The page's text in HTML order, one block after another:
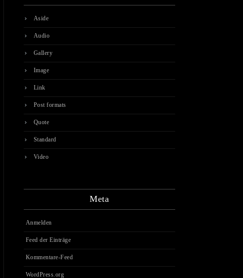
Aside
Audio
Gallery
Image
Link
Post formats
Quote
Standard
Video
Meta
Anmelden
Feed der Einträge
Kommentare-Feed
WordPress.org